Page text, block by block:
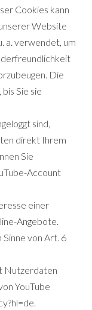
Cookies kann
Website
a. verwendet, um
Die
Sie sie
sind,
direkt Ihrem
Sie
Account
einer
Angebote.
von Art. 6
Nutzerdaten
YouTube